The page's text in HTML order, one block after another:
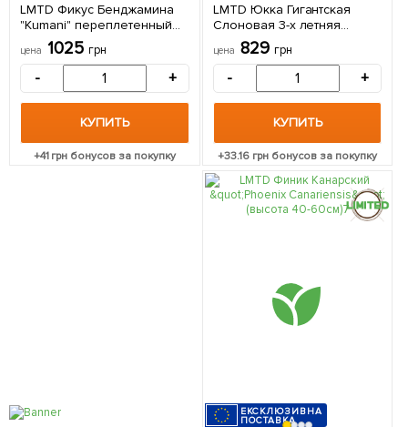
LMTD Фикус Бенджамина
"Kumani" переплетенный
ствол (высота 35-45см) из
Нидерландов 1 саженец в
упаковке (комнатный)
цена 1025 грн
- +
КУПИТЬ
+41грн бонусов за покупку
LMTD Юкка Гигантская
Слоновая 3-х летняя
"Yucca Elephanipes" (высота
45-65см) 1 саженец в
упаковке (комнатный)
Нидерланды
цена 829 грн
- +
КУПИТЬ
+33.16 грн бонусов за покупку
ЕКСКЛЮЗИВНА
ПОСТАВКА